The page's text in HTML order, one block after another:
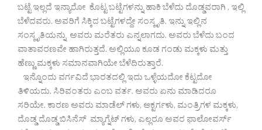
ಬಟ್ಟೆ ಇಲ್ಲದೆ ಇನ್ಯಾರೋ ಕೊಟ್ಟ ಬಟ್ಟೆಗಳನ್ನು ಹಾಕಿ ಬೆಳೆದು ದೊಡ್ಡವರಾಗಿ , ಇಲ್ಲಿ
ಬೆಳೆದವರು. ಅವರಿಗೆ ಸಿಕ್ಕಿದ ಬಟ್ಟೆಗಳದ್ದೇ ಸಂಸ್ಕೃತಿ. ಇನ್ನು ಇಲ್ಲಿನ
ಸಂಸ್ಕೃತಿಯನ್ನು ಅವರು ಮರೆತರು ಎನ್ನಲಾಗದು. ಅವರು ಬೆಳೆದು ಬಂದ
ವಾತಾವರಣವೇ ಹಾಗಿರುತ್ತದೆ. ಅಲ್ಲಿಯೂ ಕೂಡ ಗಂಡು ಮಕ್ಕಳು ಮತ್ತು
ಹೆಣ್ಣು ಮಕ್ಕಳು ಸಮಾನವಾಗಿಯೇ ಬೆಳೆದಿರುತ್ತಾರೆ.
ಇನ್ನೊಂದು ವರ್ಗವಿದೆ ಭಾರತದಲ್ಲಿ ಇದು ಒಳ್ಳೆಯದೋ ಕೆಟ್ಟದೋ
ತಿಳಿಯದು. ಸಿರಿವಂತರು ಎಂಬ ವರ್ತ. ಅವರು ಏನು ಮಾಡಿದರೂ
ಸರಿಯೇ. ಕಾರಣ ಅವರು ಮಾಡೆಲ್ ಗಳು, ಆಕ್ಟರ್ಗಳು, ಮಂತ್ರಿಗಳ ಮಕ್ಕಳು,
ದೊಡ್ಡ ದೊಡ್ಡ ಬಿಸಿನೆಸ್ ಮ್ಯಾಗ್ನೆಟ್ ಗಳು, ಎಲ್ಲರೂ ಅವರ ಫಾಲೋವರ್ಸ್